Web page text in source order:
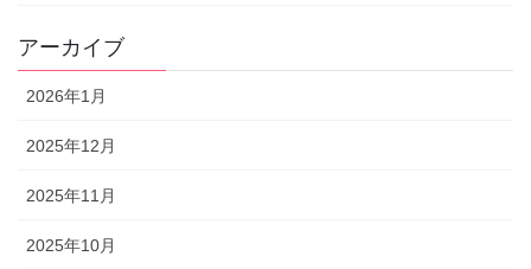
アーカイブ
2026年1月
2025年12月
2025年11月
2025年10月